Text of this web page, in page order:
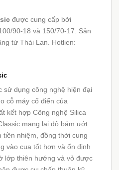
được cung cấp bởi
90-18 và 150/70-17. Sản
từ Thái Lan. Hotlien:
sử dụng công nghệ hiện đại
cỗ máy cổ điển của
kết hợp Công nghệ Silica
mang lại độ bám ướt
tiền nhiệm, đồng thời cung
vào cua tốt hơn và ổn định
lớp thiên hướng và vỏ được